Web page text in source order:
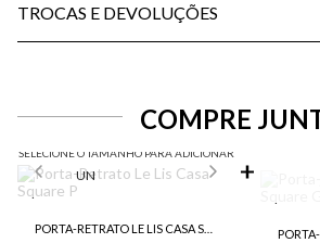
TROCAS E DEVOLUÇÕES
COMPRE
SELECIONE O TAMANHO PARA ADICIONAR
UN